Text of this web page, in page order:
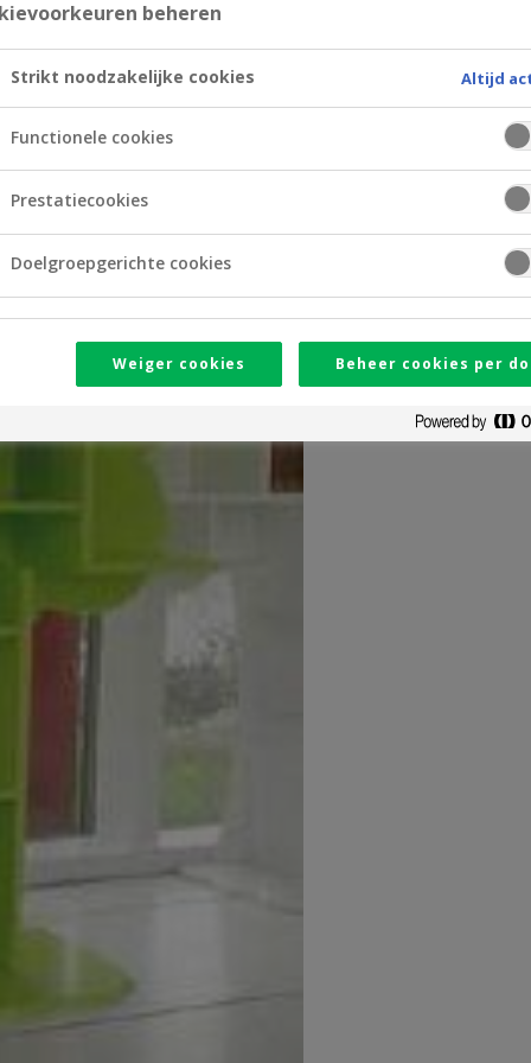
beheren
Strikt noodzakelijke cookies Altijd
Functionele cookies
Prestatiecookies
Doelgroepgerichte cookies
Weiger cookies Beheer cookies per